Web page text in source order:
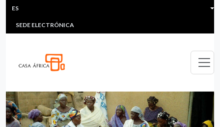
Pasar al contenido principal
HEADER MENU
MULTIMEDIA
SEDE ELECTRÓNICA
ES